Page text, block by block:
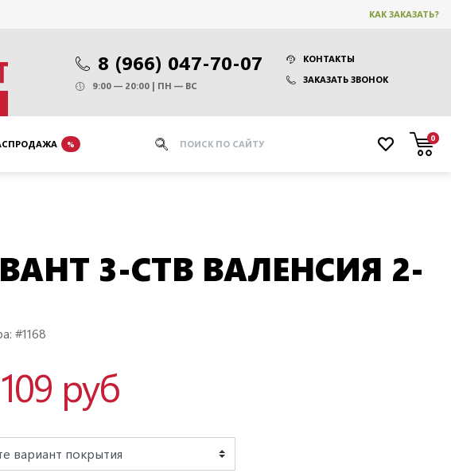
КАК ЗАКАЗАТЬ?
8 (966) 047-70-07
КОНТАКТЫ
ЗАКАЗАТЬ ЗВОНОК
9:00 — 20:00 | ПН — ВС
%
0
3-СТВ ВАЛЕНСИЯ 2-
#1168
руб